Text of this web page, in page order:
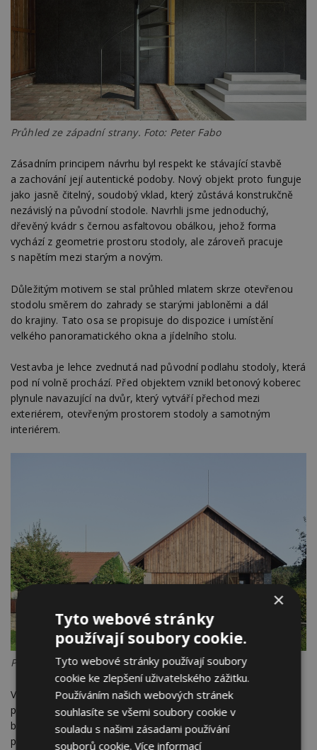
Průhled ze západní strany. Foto: Peter Fabo
Zásadním principem návrhu byl respekt ke stávající stavbě
a zachování její autentické podoby. Nový objekt proto funguje
jako jasně čitelný, soudobý vklad, který zůstává konstrukčně
nezávislý na původní stodole. Navrhli jsme jednoduchý,
dřevěný kvádr s černou asfaltovou obálkou, jehož forma
vychází z geometrie prostoru stodoly, ale zároveň pracuje
s napětím mezi starým a novým.
Důležitým motivem se stal průhled mlatem skrze otevřenou
stodolu směrem do zahrady se starými jabloněmi a dál
do krajiny. Tato osa se propisuje do dispozice i umístění
velkého panoramatického okna a jídelního stolu.
Vestavba je lehce zvednutá nad původní podlahu stodoly, která
pod ní volně prochází. Před objektem vznikl betonový koberec
plynule navazující na dvůr, který vytváří přechod mezi
exteriérem, otevřeným prostorem stodoly a samotným
interiérem.
Pohled jižní. Foto: Peter Fabo
Vnitřní prostor je řešen lapidárně, s minimem výrazových
prostředků a důrazem na přirozenou materialitu. Převládá
březová překližka doplněná černě probarvenou MDF deskou
použitou na vestavěném bloku kuchyně, koupelny a úložném
×
Tyto webové stránky
používají soubory cookie.
Tyto webové stránky používají soubory
cookie ke zlepšení uživatelského zážitku.
Používáním našich webových stránek
souhlasíte se všemi soubory cookie v
souladu s našimi zásadami používání
souborů cookie.Více informací